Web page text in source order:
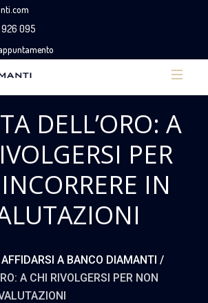
926 095
DELL’ORO: A
PER
IN
AFFIDARSI A BANCO DIAMANTI /
A CHI RIVOLGERSI PER NON